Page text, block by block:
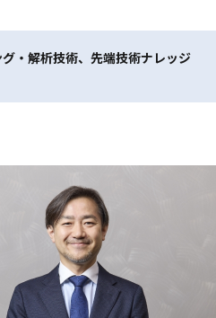
・解析技術、先端技術ナレッジ